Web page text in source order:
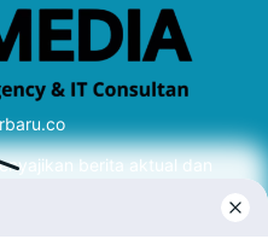
berita aktual dan
dari sumber yang tepat.